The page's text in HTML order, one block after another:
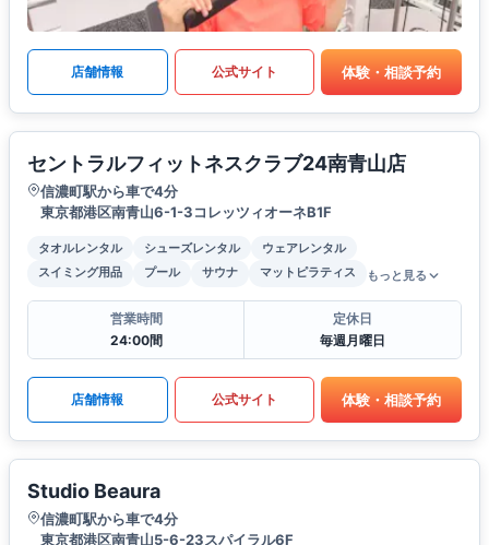
店舗情報 公式サイト 体験・相談予約
セントラルフィットネスクラブ24南青山店
信濃町駅から車で4分
東京都港区南青山6-1-3コレッツィオーネB1F
タオルレンタル シューズレンタル
ウェアレンタル
スイミング用品
プール サウナ マットピラティス もっと見る
営業時間
24:00間
定休日
毎週月曜日
店舗情報 公式サイト 体験・相談予約
Studio Beaura
信濃町駅から車で4分
東京都港区南青山5-6-23スパイラル6F